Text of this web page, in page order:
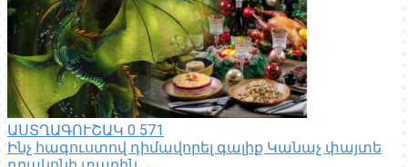
ԱՍՏՂԱԳՈՒՇԱԿ 0 571
Ինչ հագուստով դիմավորել գալիք Կանաչ փայտե